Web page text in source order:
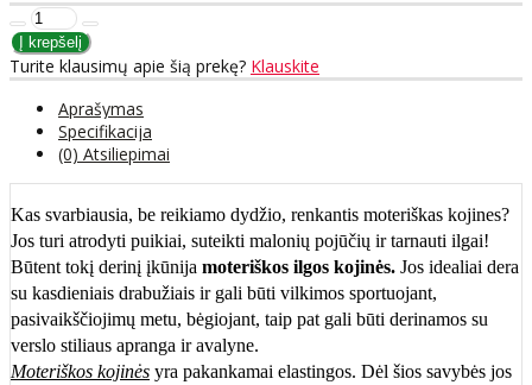
Turite klausimų apie šią prekę? Klauskite
Aprašymas
Specifikacija
(0) Atsiliepimai
Kas svarbiausia, be reikiamo dydžio, renkantis moteriškas kojines?
Jos turi atrodyti puikiai, suteikti malonių pojūčių ir tarnauti ilgai!
Būtent tokį derinį įkūnija moteriškos ilgos kojinės. Jos idealiai dera
su kasdieniais drabužiais ir gali būti vilkimos sportuojant,
pasivaikščiojimų metu, bėgiojant, taip pat gali būti derinamos su
verslo stiliaus apranga ir avalyne.
Moteriškos kojinės yra pakankamai elastingos. Dėl šios savybės jos